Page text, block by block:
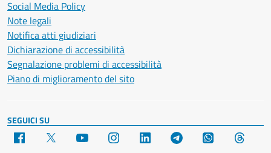
Social Media Policy
Note legali
Notifica atti giudiziari
Dichiarazione di accessibilità
Segnalazione problemi di accessibilità
Piano di miglioramento del sito
SEGUICI SU
Facebook YouTube Instagram LinkedIn Telegram WhatsApp